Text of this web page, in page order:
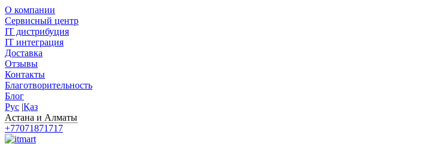
О компании
Сервисный центр
IT дистрибуция
IT интеграция
Доставка
Отзывы
Контакты
Благотворительность
Блог
Рус |Қаз
Астана и Алматы
+77071871717